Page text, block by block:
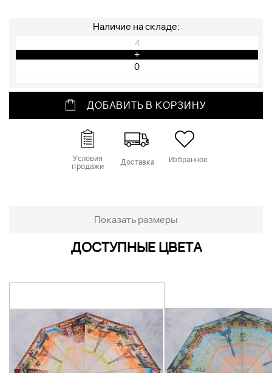
Наличие на складе:
4
+
ДОБАВИТЬ В КОРЗИНУ
Условия
продажи Доставка Избранное
Показать размеры
ДОСТУПНЫЕ ЦВЕТА